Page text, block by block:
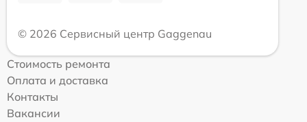
© 2026 Сервисный центр Gaggenau
Стоимость ремонта
Оплата и доставка
Контакты
Вакансии